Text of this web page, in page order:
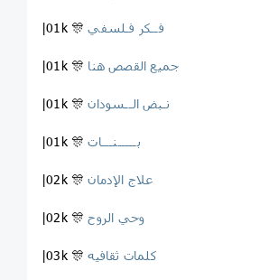
|01k 🎊فــكر فـلسفي
|01k 🎊 جميع القصص هنا
|01k 🎊نـبض الــسودان
|01k 🎊
|02k 🎊علاج الإدمان
|02k 🎊وحي الروح
|03k 🎊کلمات ثقافیه